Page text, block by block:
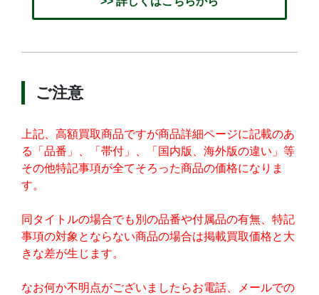
ご注意
上記、高額買取商品ですが商品詳細ページに記載のあ
る「品番」、「帯付」、「国内版、海外版の違い」等
その他特記事項が全てそろった商品の価格になりま
す。
同タイトルの場合でも別の品番や付属品の有無、特記
事項の対象とならない商品の場合は掲載買取価格と大
きな差が生じます。
なお何か不明点がございましたらお電話、メールでの